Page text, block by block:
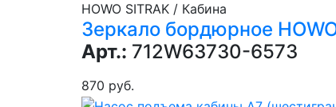
HOWO SITRAK / Кабина
Зеркало бордюрное
Арт.: 712W63730-6573
870 руб.